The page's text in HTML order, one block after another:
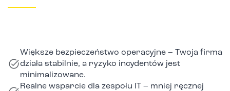
Większe bezpieczeństwo operacyjne – Twoja firma
działa stabilnie, a ryzyko incydentów jest
minimalizowane.
Realne wsparcie dla zespołu IT – mniej ręcznej